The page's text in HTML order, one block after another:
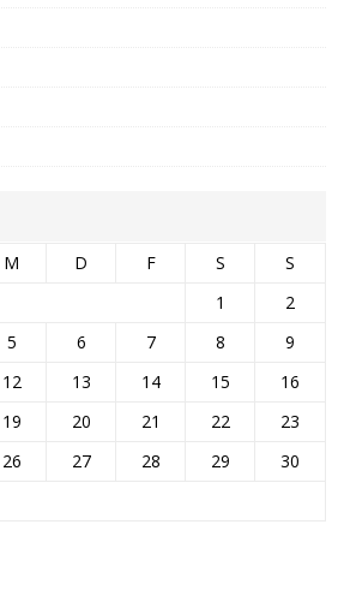
M D F S
S
1
2
5 6 7 8
9
12 13 14 15
16
19 20 21 22
23
26 27 28 29
30